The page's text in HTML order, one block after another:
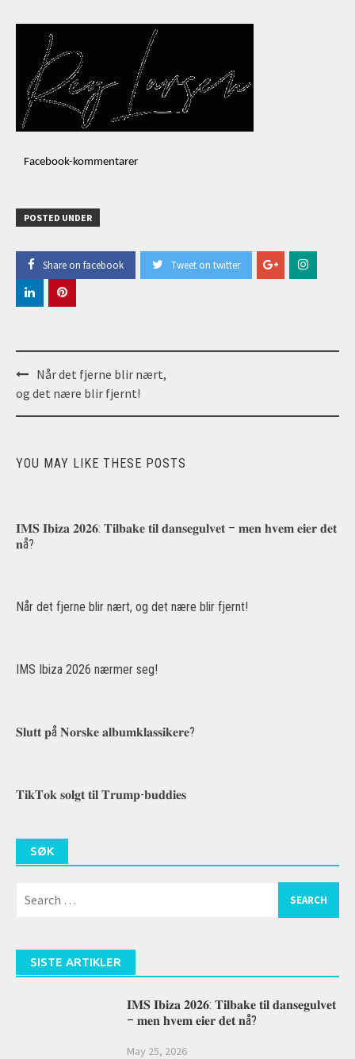
Facebook-kommentarer
POSTED UNDER
Share on facebook Tweet on twitter
Post
navigation
Når det fjerne blir nært,
og det nære blir fjernt!
YOU MAY LIKE THESE POSTS
𝐈𝐌𝐒 𝐈𝐛𝐢𝐳𝐚 𝟐𝟎𝟐𝟔: 𝐓𝐢𝐥𝐛𝐚𝐤𝐞 𝐭𝐢𝐥 𝐝𝐚𝐧𝐬𝐞𝐠𝐮𝐥𝐯𝐞𝐭 – 𝐦𝐞𝐧 𝐡𝐯𝐞𝐦 𝐞𝐢𝐞𝐫 𝐝𝐞𝐭
𝐧å?
Når det fjerne blir nært, og det nære blir fjernt!
IMS Ibiza 2026 nærmer seg!
𝐒𝐥𝐮𝐭𝐭 𝐩å 𝐍𝐨𝐫𝐬𝐤𝐞 𝐚𝐥𝐛𝐮𝐦𝐤𝐥𝐚𝐬𝐬𝐢𝐤𝐞𝐫𝐞?
𝐓𝐢𝐤𝐓𝐨𝐤 𝐬𝐨𝐥𝐠𝐭 𝐭𝐢𝐥 𝐓𝐫𝐮𝐦𝐩-𝐛𝐮𝐝𝐝𝐢𝐞𝐬
SØK
for:
SISTE ARTIKLER
𝐈𝐌𝐒 𝐈𝐛𝐢𝐳𝐚 𝟐𝟎𝟐𝟔: 𝐓𝐢𝐥𝐛𝐚𝐤𝐞 𝐭𝐢𝐥 𝐝𝐚𝐧𝐬𝐞𝐠𝐮𝐥𝐯𝐞𝐭
– 𝐦𝐞𝐧 𝐡𝐯𝐞𝐦 𝐞𝐢𝐞𝐫 𝐝𝐞𝐭 𝐧å?
May 25, 2026